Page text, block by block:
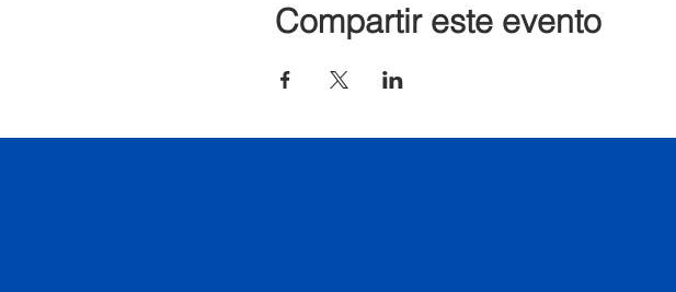
Compartir este evento